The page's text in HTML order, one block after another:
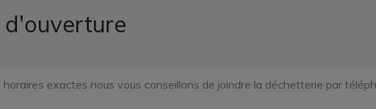
horaires exactes nous vous conseillons de joindre la déchetterie par